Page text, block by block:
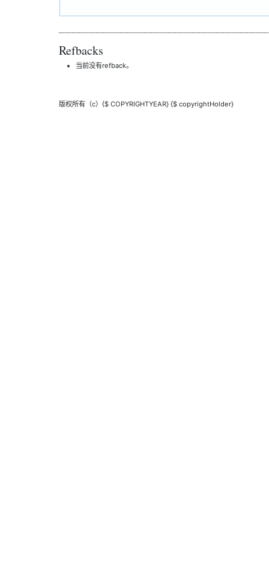
Refbacks
当前没有refback。
版权所有（c）{$ COPYRIGHTYEAR} {$ copyrightHolder}